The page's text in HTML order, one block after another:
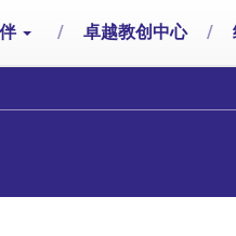
/ 卓越教创中心 /